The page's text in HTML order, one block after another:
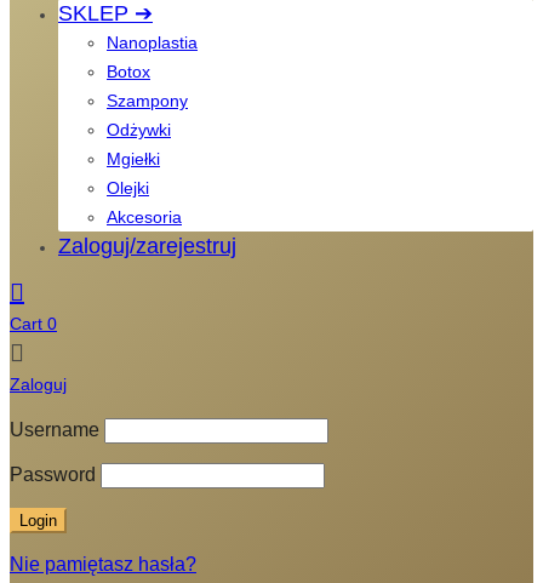
SKLEP ➔
Nanoplastia
Botox
Szampony
Odżywki
Mgiełki
Olejki
Akcesoria
Zaloguj/zarejestruj
Cart 0
Zaloguj
Username
Password
Nie pamiętasz hasła?